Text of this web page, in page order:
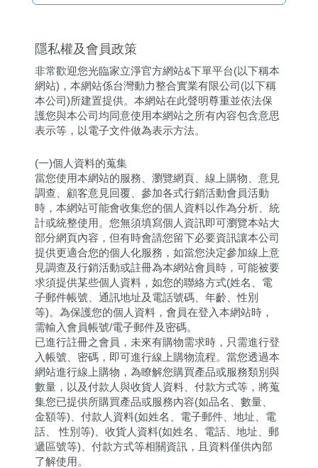
隱私權及會員政策
非常歡迎您光臨家立淨官方網站&下單平台(以下稱本
網站)，本網站係台灣動力整合實業有限公司(以下稱
本公司)所建置提供。本網站在此聲明尊重並依法保
護您與本公司均同意使用本網站之所有內容包含意思
表示等，以電子文件做為表示方法。
(一)個人資料的蒐集
當您使用本網站的服務、瀏覽網頁、線上購物、意見
調查、顧客意見回覆、參加各式行銷活動會員活動
時，本網站可能會收集您的個人資料以作為分析、統
計或統整使用。您無須填寫個人資訊即可瀏覽本站大
部分網頁內容，但有時會請您留下必要資訊讓本公司
提供更適合您的個人化服務，如當您決定參加線上意
見調查及行銷活動或註冊為本網站會員時，可能被要
求須提供某些個人資料，如您的聯絡方式(姓名、電
子郵件帳號、通訊地址及電話號碼、年齡、性別
等)。為保護您的個人資料，會員在登入本網站時，
需輸入會員帳號/電子郵件及密碼。
已進行註冊之會員，未來有購物需求時，只需進行登
入帳號、密碼，即可進行線上購物流程。當您透過本
網站進行線上購物，為瞭解您購買產品或服務類別與
數量，以及付款人與收貨人資料、付款方式等，將蒐
集您已提供所購買產品或服務內容(如品名、數量、
金額等)、付款人資料(如姓名、電子郵件、地址、電
話、 性別等)、收貨人資料(如姓名、電話、地址、郵
遞區號等)、付款方式等相關資訊，且資料僅供內部
了解使用。